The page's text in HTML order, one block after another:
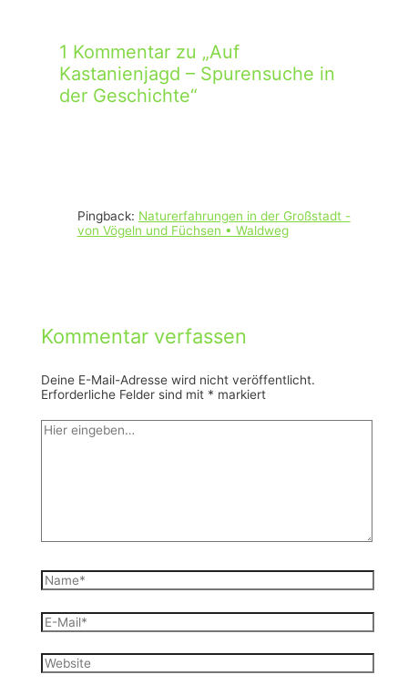
1 Kommentar zu „Auf
Kastanienjagd – Spurensuche in
der Geschichte“
Pingback: Naturerfahrungen in der Großstadt -
von Vögeln und Füchsen • Waldweg
Kommentar verfassen
Deine E-Mail-Adresse wird nicht veröffentlicht.
Erforderliche Felder sind mit * markiert
Hier
eingeben…
Name*
E-
Mail*
Website